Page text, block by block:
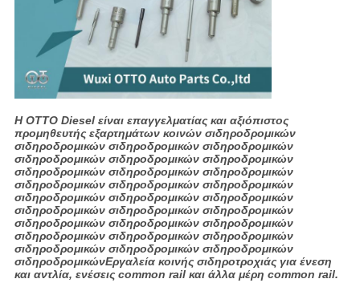
Η OTTO Diesel είναι επαγγελματίας και αξιόπιστος
προμηθευτής εξαρτημάτων κοινών σιδηροδρομικών
σιδηροδρομικών σιδηροδρομικών σιδηροδρομικών
σιδηροδρομικών σιδηροδρομικών σιδηροδρομικών
σιδηροδρομικών σιδηροδρομικών σιδηροδρομικών
σιδηροδρομικών σιδηροδρομικών σιδηροδρομικών
σιδηροδρομικών σιδηροδρομικών σιδηροδρομικών
σιδηροδρομικών σιδηροδρομικών σιδηροδρομικών
σιδηροδρομικών σιδηροδρομικών σιδηροδρομικών
σιδηροδρομικών σιδηροδρομικών σιδηροδρομικών
σιδηροδρομικών σιδηροδρομικών σιδηροδρομικών
σιδηροδρομικώνΕργαλεία κοινής σιδηροτροχιάς για ένεση
και αντλία, ενέσεις common rail και άλλα μέρη common rail.